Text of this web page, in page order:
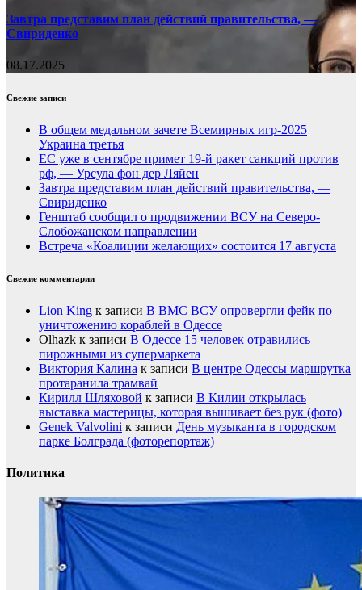
Завтра представим план действий правительства, —
Свириденко
08.17.2025
Свежие записи
В общем медальном зачете Всемирных игр-2025
Украина третья
ЕС уже в сентябре примет 19-й ракет санкций против
рф, — Урсула фон дер Ляйен
Завтра представим план действий правительства, —
Свириденко
Генштаб сообщил о продвижении ВСУ на Северо-
Слобожанском направлении
Встреча «Коалиции желающих» состоится 17 августа
Свежие комментарии
Lion King к записи В ВМС ВСУ опровергли фейк по
уничтожению кораблей в Одессе
Olhazk к записи В Одессе 15 человек отравились
пирожными из супермаркета
Виктория Калина к записи В центре Одессы маршрутка
протаранила трамвай
Кирилл Шляховой к записи В Килии открылась
выставка мастерицы, которая вышивает без рук (фото)
Genek Valvolini к записи День музыканта в городском
парке Болграда (фоторепортаж)
Политика